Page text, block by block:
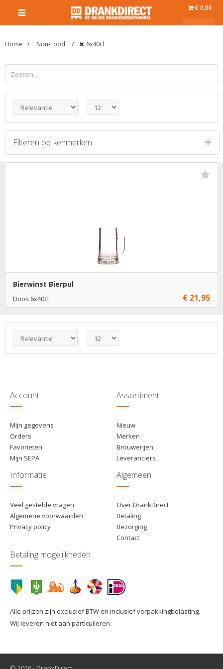
€ 0,00
Home Non-Food 6x40cl
Filteren op kenmerken
Bierwinst Bierpul
Doos 6x40cl € 21,95
Account
Mijn gegevens
Orders
Favorieten
Mijn SEPA
Assortiment
Nieuw
Merken
Brouwerijen
Leveranciers
Informatie
Veel gestelde vragen
Algemene voorwaarden
Privacy policy
Algemeen
Over DrankDirect
Betaling
Bezorging
Contact
Betaling mogelijkheden
Alle prijzen zijn exclusief BTW en inclusief verpakkingbelasting.
Wij leveren niet aan particulieren.